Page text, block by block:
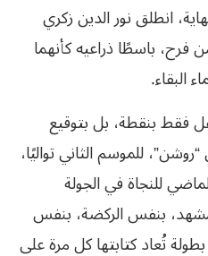
انطلق نور الدين زكري
باسطًا ذراعيه كأنهما
البقاء.
فقط بنقطة، بل بتوقيع
للموسم الثاني تواليًا،
للنجاة في الجولة
بنفس الركضة، بنفس
تُعاد كتابتها كل مرة على